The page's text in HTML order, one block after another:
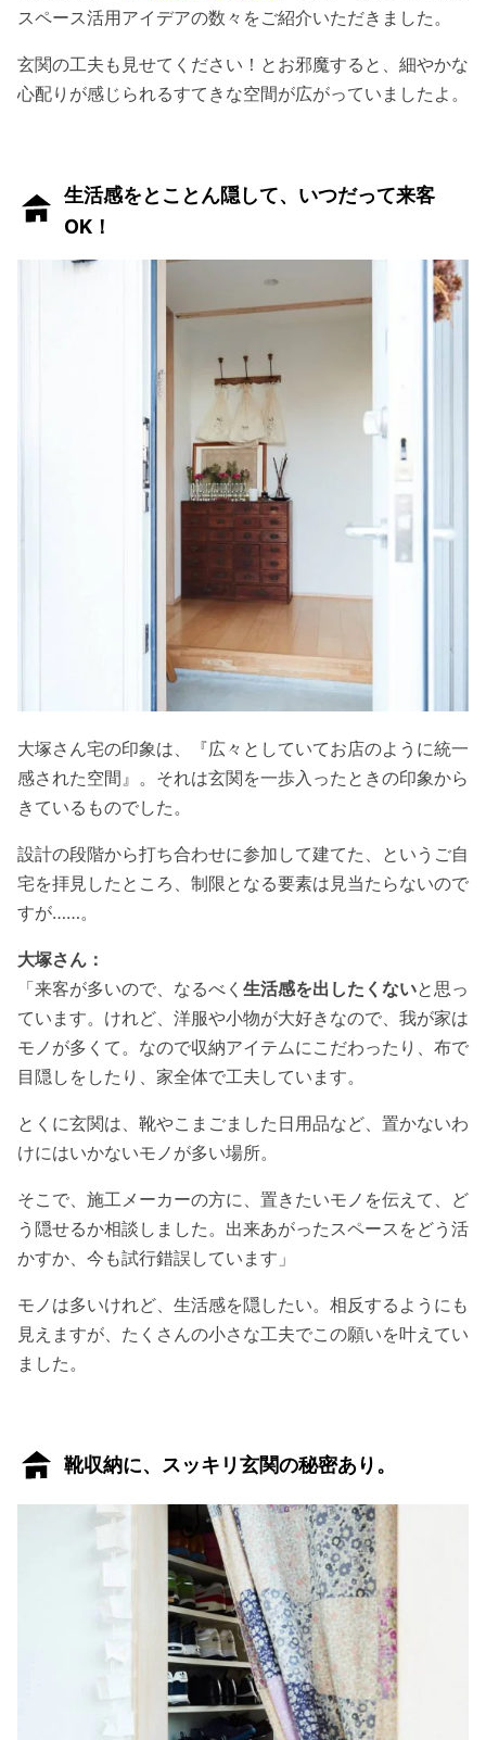
スペース活用アイデアの数々をご紹介いただきました。
玄関の工夫も見せてください！とお邪魔すると、細やかな
心配りが感じられるすてきな空間が広がっていましたよ。
生活感をとことん隠して、いつだって来客
OK！
大塚さん宅の印象は、『広々としていてお店のように統一
感された空間』。それは玄関を一歩入ったときの印象から
きているものでした。
設計の段階から打ち合わせに参加して建てた、というご自
宅を拝見したところ、制限となる要素は見当たらないので
すが……。
大塚さん：
「来客が多いので、なるべく 生活感を出したくないと思っ
ています。けれど、洋服や小物が大好きなので、我が家は
モノが多くて。なので収納アイテムにこだわったり、布で
目隠しをしたり、家全体で工夫しています。
とくに玄関は、靴やこまごました日用品など、置かないわ
けにはいかないモノが多い場所。
そこで、施工メーカーの方に、置きたいモノを伝えて、ど
う隠せるか相談しました。出来あがったスペースをどう活
かすか、今も試行錯誤しています」
モノは多いけれど、生活感を隠したい。相反するようにも
見えますが、たくさんの小さな工夫でこの願いを叶えてい
ました。
靴収納に、スッキリ玄関の秘密あり。